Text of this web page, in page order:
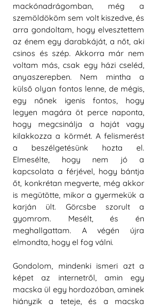
mackónadrágomban, még a
szemöldököm sem volt kiszedve, és
arra gondoltam, hogy elvesztettem
az énem egy darabkáját, a nőt, aki
csinos és szép. Akkorra már nem
voltam más, csak egy házi cseléd,
anyaszerepben. Nem mintha a
külső olyan fontos lenne, de mégis,
egy nőnek igenis fontos, hogy
legyen magára öt perce naponta,
hogy megcsinálja a haját vagy
kilakkozza a körmét. A felismerést
a beszélgetésünk hozta el.
Elmesélte, hogy nem jó a
kapcsolata a férjével, hogy bántja
őt, konkrétan megverte, még akkor
is megütötte, mikor a gyermekük a
karján ült. Görcsbe szorult a
gyomrom. Mesélt, és én
meghallgattam. A végén újra
elmondta, hogy el fog válni.
Gondolom, mindenki ismeri azt a
képet az internetről, amin egy
macska ül egy hordozóban, aminek
hiányzik a teteje, és a macska